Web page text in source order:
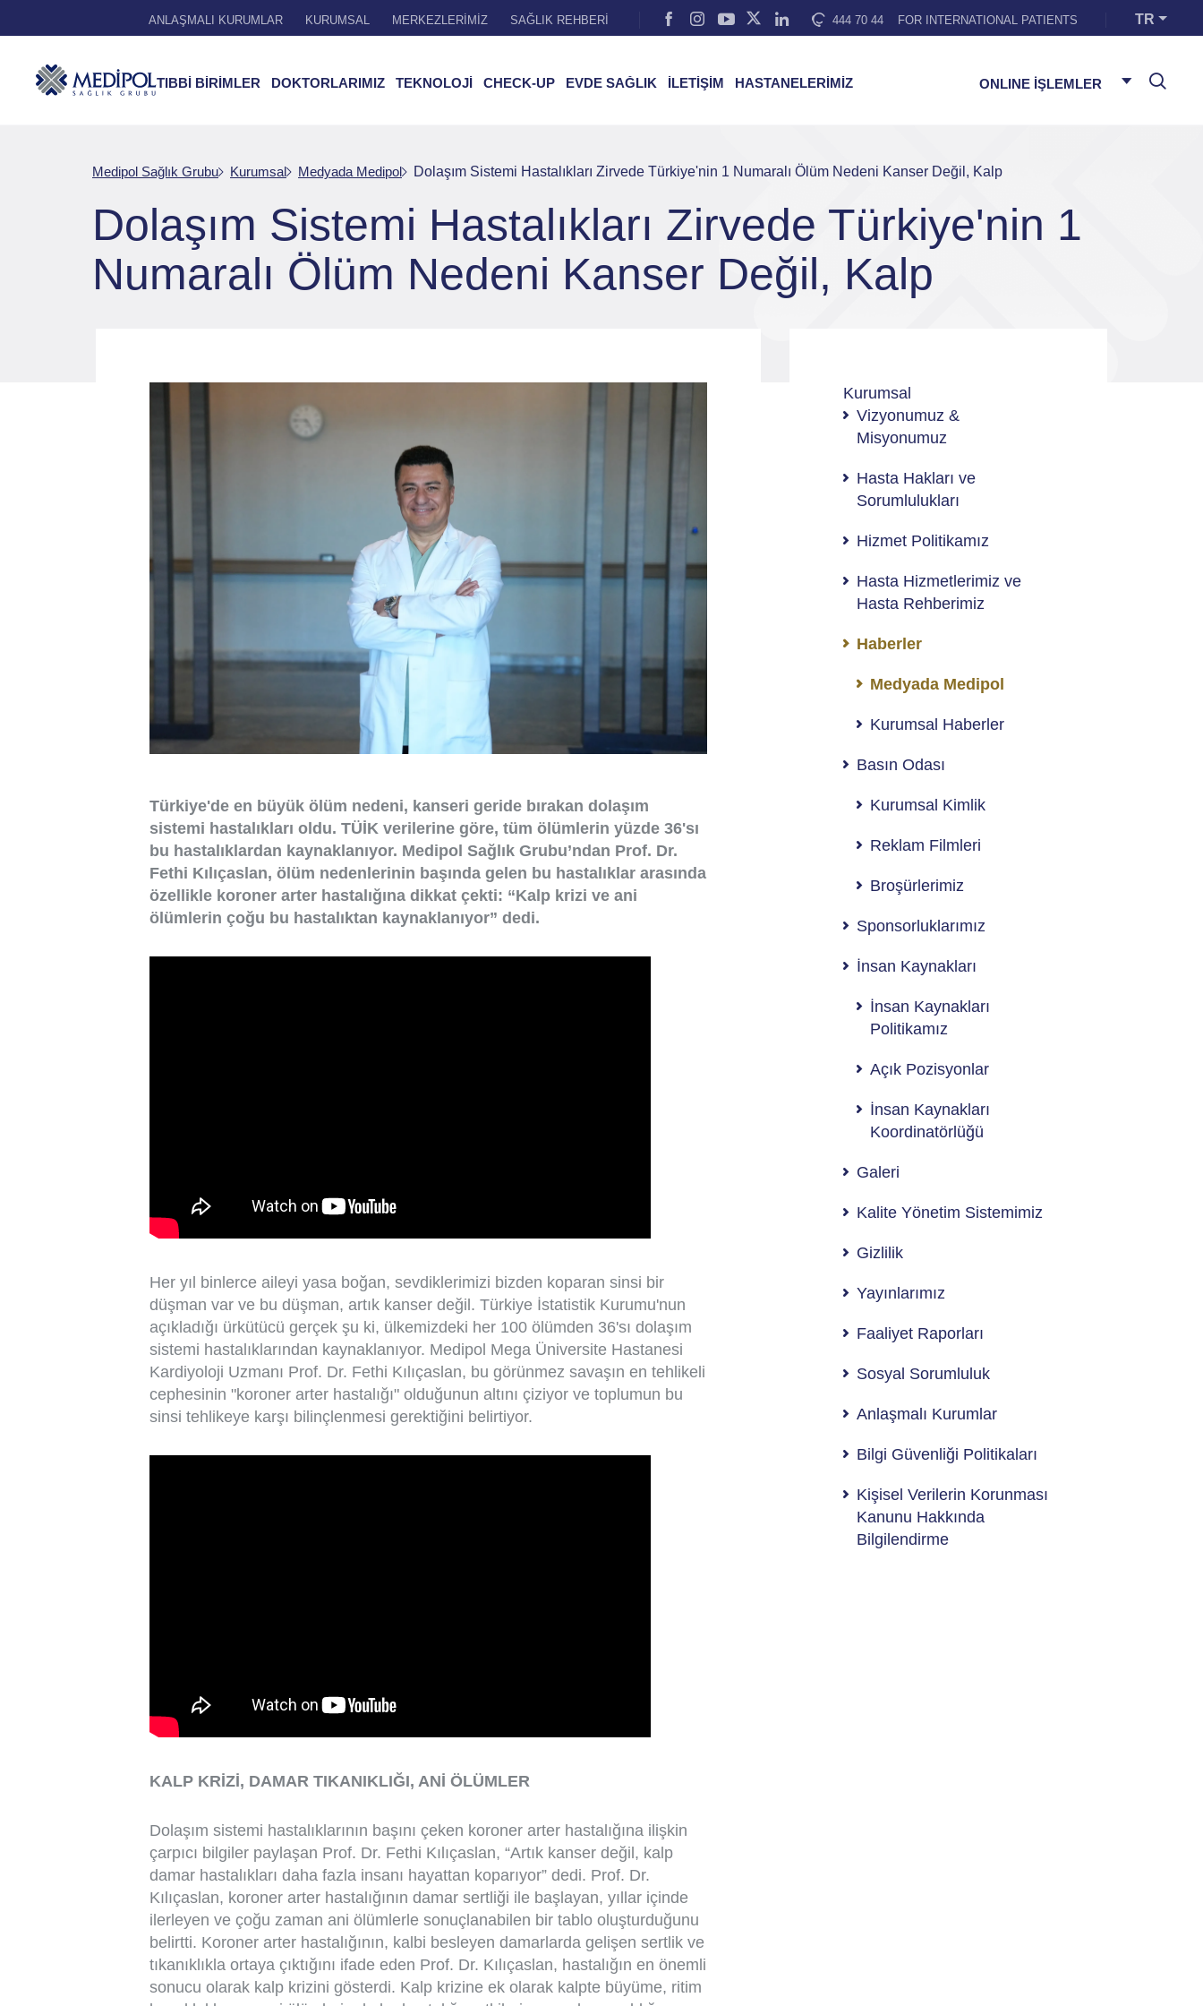
ANLAŞMALI KURUMLAR KURUMSAL MERKEZLERİMİZ SAĞLIK REHBERİ 444 70 44 FOR INTERNATIONAL PATIENTS TR
TIBBİ BİRİMLER DOKTORLARIMIZ TEKNOLOJİ CHECK-UP EVDE SAĞLIK İLETİŞİM HASTANELERİMİZ ONLINE İŞLEMLER
Medipol Sağlık Grubu Kurumsal Medyada Medipol Dolaşım Sistemi Hastalıkları Zirvede Türkiye'nin 1 Numaralı Ölüm Nedeni Kanser Değil, Kalp
Dolaşım Sistemi Hastalıkları Zirvede Türkiye'nin 1
Numaralı Ölüm Nedeni Kanser Değil, Kalp
Türkiye'de en büyük ölüm nedeni, kanseri geride bırakan dolaşım
sistemi hastalıkları oldu. TÜİK verilerine göre, tüm ölümlerin yüzde 36'sı
bu hastalıklardan kaynaklanıyor. Medipol Sağlık Grubu’ndan Prof. Dr.
Fethi Kılıçaslan, ölüm nedenlerinin başında gelen bu hastalıklar arasında
özellikle koroner arter hastalığına dikkat çekti: “Kalp krizi ve ani
ölümlerin çoğu bu hastalıktan kaynaklanıyor” dedi.
Her yıl binlerce aileyi yasa boğan, sevdiklerimizi bizden koparan sinsi bir
düşman var ve bu düşman, artık kanser değil. Türkiye İstatistik Kurumu'nun
açıkladığı ürkütücü gerçek şu ki, ülkemizdeki her 100 ölümden 36'sı dolaşım
sistemi hastalıklarından kaynaklanıyor. Medipol Mega Üniversite Hastanesi
Kardiyoloji Uzmanı Prof. Dr. Fethi Kılıçaslan, bu görünmez savaşın en tehlikeli
cephesinin "koroner arter hastalığı" olduğunun altını çiziyor ve toplumun bu
sinsi tehlikeye karşı bilinçlenmesi gerektiğini belirtiyor.
KALP KRİZİ, DAMAR TIKANIKLIĞI, ANİ ÖLÜMLER
Dolaşım sistemi hastalıklarının başını çeken koroner arter hastalığına ilişkin
çarpıcı bilgiler paylaşan Prof. Dr. Fethi Kılıçaslan, “Artık kanser değil, kalp
damar hastalıkları daha fazla insanı hayattan koparıyor” dedi. Prof. Dr.
Kılıçaslan, koroner arter hastalığının damar sertliği ile başlayan, yıllar içinde
ilerleyen ve çoğu zaman ani ölümlerle sonuçlanabilen bir tablo oluşturduğunu
belirtti. Koroner arter hastalığının, kalbi besleyen damarlarda gelişen sertlik ve
tıkanıklıkla ortaya çıktığını ifade eden Prof. Dr. Kılıçaslan, hastalığın en önemli
sonucu olarak kalp krizini gösterdi. Kalp krizine ek olarak kalpte büyüme, ritim
Kurumsal
Vizyonumuz &
Misyonumuz
Hasta Hakları ve
Sorumlulukları
Hizmet Politikamız
Hasta Hizmetlerimiz ve
Hasta Rehberimiz
Haberler
Medyada Medipol
Kurumsal Haberler
Basın Odası
Kurumsal Kimlik
Reklam Filmleri
Broşürlerimiz
Sponsorluklarımız
İnsan Kaynakları
İnsan Kaynakları
Politikamız
Açık Pozisyonlar
İnsan Kaynakları
Koordinatörlüğü
Galeri
Kalite Yönetim Sistemimiz
Gizlilik
Yayınlarımız
Faaliyet Raporları
Sosyal Sorumluluk
Anlaşmalı Kurumlar
Bilgi Güvenliği Politikaları
Kişisel Verilerin Korunması
Kanunu Hakkında
Bilgilendirme